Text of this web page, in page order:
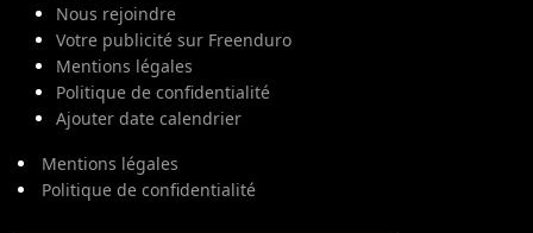
Nous rejoindre
Votre publicité sur Freenduro
Mentions légales
Politique de confidentialité
Ajouter date calendrier
Mentions légales
Politique de confidentialité